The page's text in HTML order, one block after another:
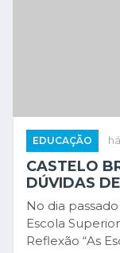
EDUCAÇÃO
CASTELO
DÚVIDAS
No dia
Escola
Reflexão “As